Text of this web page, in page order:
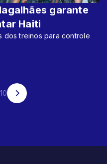
garante
Haiti
dos treinos para controle
10